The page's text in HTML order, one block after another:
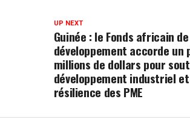
UP NEXT
Guinée : le Fonds africain de
développement accorde un
millions de dollars pour
développement industriel
résilience des PME